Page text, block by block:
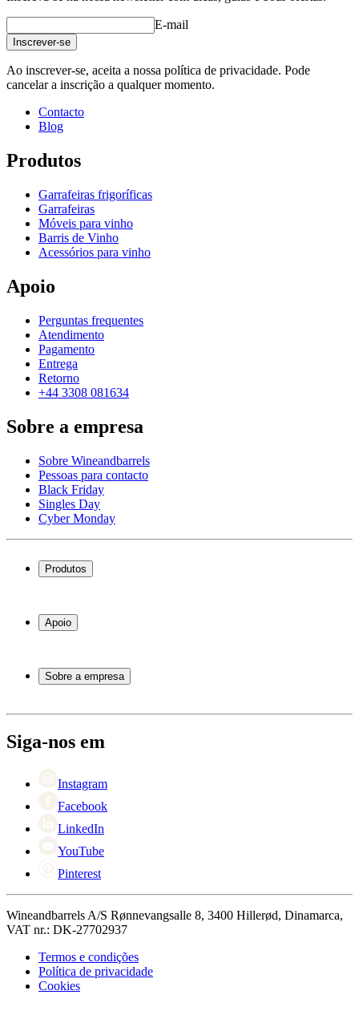
E-mail
Inscrever-se
Ao inscrever-se, aceita a nossa política de privacidade. Pode
cancelar a inscrição a qualquer momento.
Contacto
Blog
Produtos
Garrafeiras frigoríficas
Garrafeiras
Móveis para vinho
Barris de Vinho
Acessórios para vinho
Apoio
Perguntas frequentes
Atendimento
Pagamento
Entrega
Retorno
+44 3308 081634
Sobre a empresa
Sobre Wineandbarrels
Pessoas para contacto
Black Friday
Singles Day
Cyber Monday
Produtos
Garrafeiras
Móveis para vinho
Apoio
Atendimento
Pagamento
Retorno
Sobre a empresa
Black Friday
Singles Day
Siga-nos em
Instagram
Facebook
LinkedIn
YouTube
Pinterest
Wineandbarrels A/S Rønnevangsalle 8, 3400 Hillerød, Dinamarca,
VAT nr.: DK-27702937
Termos e condições
Política de privacidade
Cookies